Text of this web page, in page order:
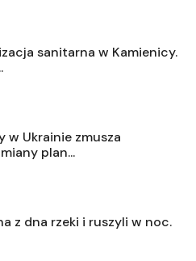
sanitarna w Kamienicy.
w Ukrainie zmusza
plan...
z dna rzeki i ruszyli w noc.